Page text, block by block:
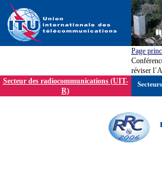
Page
réviser
Secteur des radiocommunications (UIT-
R)